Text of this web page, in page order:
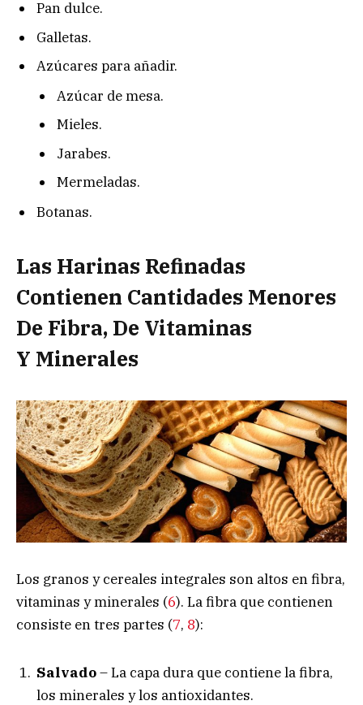
Pan dulce.
Galletas.
Azúcares para añadir.
Azúcar de mesa.
Mieles.
Jarabes.
Mermeladas.
Botanas.
Las Harinas Refinadas
Contienen Cantidades Menores
De Fibra, De Vitaminas
Y Minerales
Los granos y cereales integrales son altos en fibra,
vitaminas y minerales (6). La fibra que contienen
consiste en tres partes (7, 8):
Salvado– La capa dura que contiene la fibra,
los minerales y los antioxidantes.